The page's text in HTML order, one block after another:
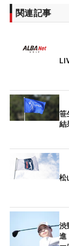
かるブルック
位タイで初日
関連記事
笹
結
松
渋
進